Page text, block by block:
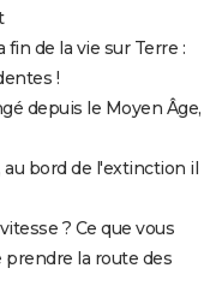
de la vie sur Terre :
!
depuis le Moyen Âge,
bord de l'extinction il
? Ce que vous
la route des